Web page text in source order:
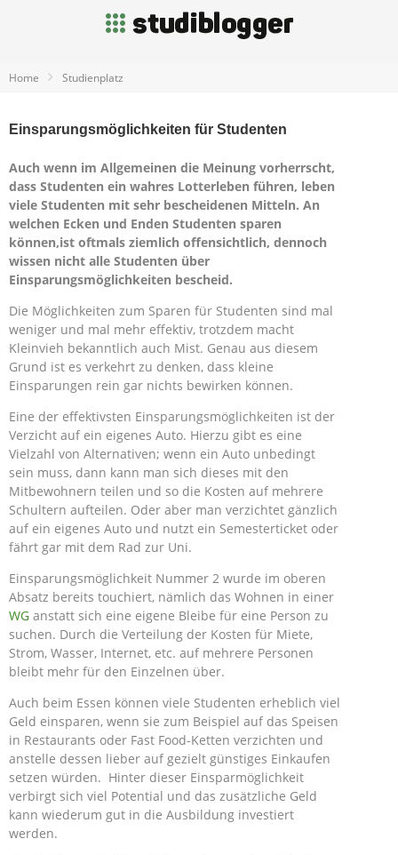
Home Studienplatz
Einsparungsmöglichkeiten für Studenten
Auch wenn im Allgemeinen die Meinung vorherrscht,
dass Studenten ein wahres Lotterleben führen, leben
viele Studenten mit sehr bescheidenen Mitteln. An
welchen Ecken und Enden Studenten sparen
können,ist oftmals ziemlich offensichtlich, dennoch
wissen nicht alle Studenten über
Einsparungsmöglichkeiten bescheid.
Die Möglichkeiten zum Sparen für Studenten sind mal
weniger und mal mehr effektiv, trotzdem macht
Kleinvieh bekanntlich auch Mist. Genau aus diesem
Grund ist es verkehrt zu denken, dass kleine
Einsparungen rein gar nichts bewirken können.
Eine der effektivsten Einsparungsmöglichkeiten ist der
Verzicht auf ein eigenes Auto. Hierzu gibt es eine
Vielzahl von Alternativen; wenn ein Auto unbedingt
sein muss, dann kann man sich dieses mit den
Mitbewohnern teilen und so die Kosten auf mehrere
Schultern aufteilen. Oder aber man verzichtet gänzlich
auf ein eigenes Auto und nutzt ein Semesterticket oder
fährt gar mit dem Rad zur Uni.
Einsparungsmöglichkeit Nummer 2 wurde im oberen
Absatz bereits touchiert, nämlich das Wohnen in einer
WG anstatt sich eine eigene Bleibe für eine Person zu
suchen. Durch die Verteilung der Kosten für Miete,
Strom, Wasser, Internet, etc. auf mehrere Personen
bleibt mehr für den Einzelnen über.
Auch beim Essen können viele Studenten erheblich viel
Geld einsparen, wenn sie zum Beispiel auf das Speisen
in Restaurants oder Fast Food-Ketten verzichten und
anstelle dessen lieber auf gezielt günstiges Einkaufen
setzen würden. Hinter dieser Einsparmöglichkeit
verbirgt sich viel Potential und das zusätzliche Geld
kann wiederum gut in die Ausbildung investiert
werden.